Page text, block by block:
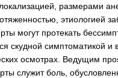
размерами
этиологией
могут протекать
скудной симптоматикой и
осмотрах. Ведущим
служит боль,